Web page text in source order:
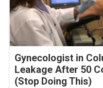
Gynecologist in
Leakage After 50
(Stop Doing This)